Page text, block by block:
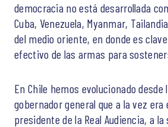
democracia no está desarrollada
Cuba, Venezuela, Myanmar,
del medio oriente, en donde es
efectivo de las armas para
En Chile hemos evolucionado desde
gobernador general que a la vez
presidente de la Real Audiencia, a